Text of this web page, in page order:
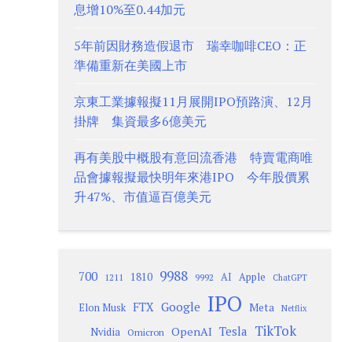
息增10%至0.44加元
5年前因財務造假退市 瑞幸咖啡CEO：正
準備重新在美國上市
京東工業據報擬11月展開IPO預路演、12月
掛牌 集資最多6億美元
再有美股中概股有意回流香港 特賣電商唯
品會據報擬最快明年來港IPO 今年股價累
升47%、市值逼百億美元
700 1211 1810 9988 9992 AI Apple ChatGPT
Elon Musk FTX Google IPO Meta Netflix
Nvidia Omicron OpenAI Tesla TikTok